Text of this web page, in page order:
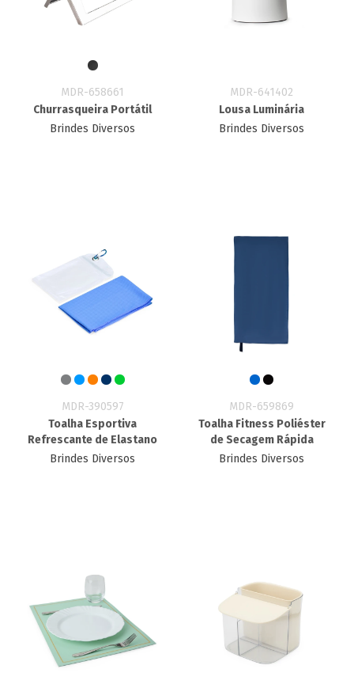
MDR-658661
Churrasqueira Portátil
Brindes Diversos
MDR-641402
Lousa Luminária
Brindes Diversos
MDR-390597
Toalha Esportiva
Refrescante de Elastano
Brindes Diversos
MDR-659869
Toalha Fitness Poliéster
de Secagem Rápida
Brindes Diversos